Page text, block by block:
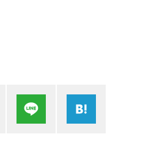
シェア Lineで送る